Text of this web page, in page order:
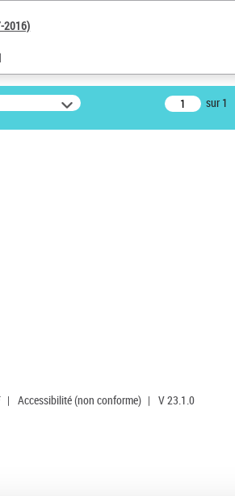
2016)
sur 1
| Accessibilité (non conforme) | V 23.1.0